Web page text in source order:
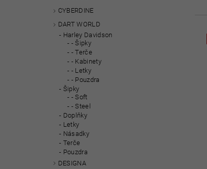
CYBERDINE
DART WORLD
Harley Davidson
- Šipky
- Terče
- Kabinety
- Letky
- Pouzdra
Šipky
- Soft
- Steel
Doplňky
Letky
Násadky
Terče
Pouzdra
DESIGNA